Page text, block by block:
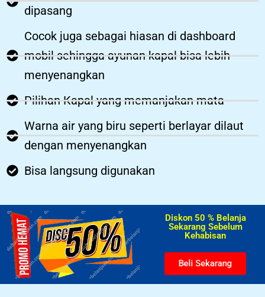
dipasang
Cocok juga sebagai hiasan di dashboard
mobil sehingga ayunan kapal bisa lebih
menyenangkan
Pilihan Kapal yang memanjakan mata
Warna air yang biru seperti berlayar dilaut
dengan menyenangkan
Bisa langsung digunakan
Diskon 50 % Belanja
Sekarang Sebelum
Kehabisan​
Beli Sekarang